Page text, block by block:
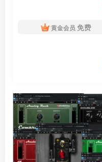
黄金会员 免费